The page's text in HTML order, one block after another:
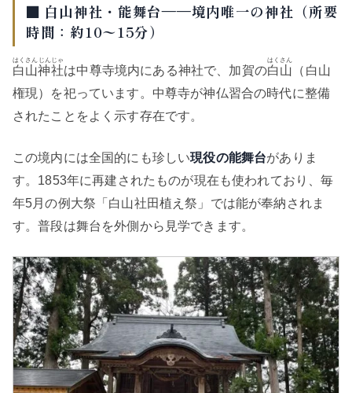
■ 白山神社・能舞台——境内唯一の神社（所要
時間：約10〜15分）
白山神社
はくさんじんじゃ
は中尊寺境内にある神社で、加賀の白山
はくさん
（白山
権現）を祀っています。中尊寺が神仏習合の時代に整備
されたことをよく示す存在です。
この境内には全国的にも珍しい現役の能舞台がありま
す。1853年に再建されたものが現在も使われており、毎
年5月の例大祭「白山社田植え祭」では能が奉納されま
す。普段は舞台を外側から見学できます。